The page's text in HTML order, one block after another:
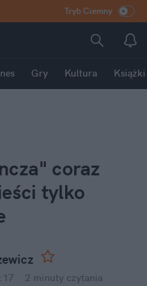
Tryb Ciemny
Gry Kultura Książki
coraz
tylko
2 minuty czytania